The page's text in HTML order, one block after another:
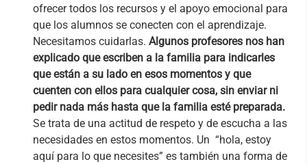
ofrecer todos los recursos y el apoyo emocional para
que los alumnos se conecten con el aprendizaje.
Necesitamos cuidarlas. Algunos profesores nos han
explicado que escriben a la familia para indicarles
que están a su lado en esos momentos y que
cuenten con ellos para cualquier cosa, sin enviar ni
pedir nada más hasta que la familia esté preparada.
Se trata de una actitud de respeto y de escucha a las
necesidades en estos momentos. Un “hola, estoy
aquí para lo que necesites” es también una forma de